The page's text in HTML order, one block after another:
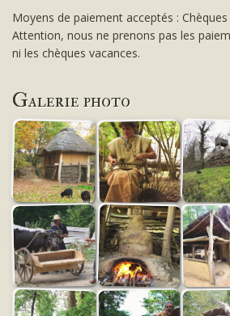
Moyens de paiement acceptés :
Attention, nous ne prenons pas les
ni les chèques vacances.
Galerie photo